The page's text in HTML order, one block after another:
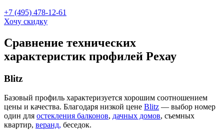
+7 (495) 478-12-61
Хочу скидку
Сравнение технических
характеристик профилей Рехау
Blitz
Базовый профиль характеризуется хорошим соотношением
цены и качества. Благодаря низкой цене Blitz — выбор номер
один для остекления балконов, дачных домов, съемных
квартир, веранд, беседок.